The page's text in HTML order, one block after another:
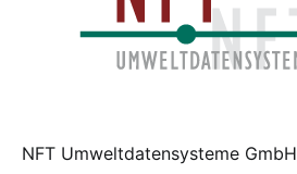
NFT Umweltdatensysteme GmbH